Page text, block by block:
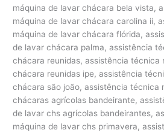
máquina de lavar chácara bela vista,
máquina de lavar chácara carolina ii,
máquina de lavar chácara flórida,
de lavar chácara palma, assistência
chácara reunidas, assistência técnica
chácara reunidas ipe, assistência
chácara são joão, assistência técnica
chácaras agrícolas bandeirante,
de lavar chs agrícolas bandeirantes,
máquina de lavar chs primavera,